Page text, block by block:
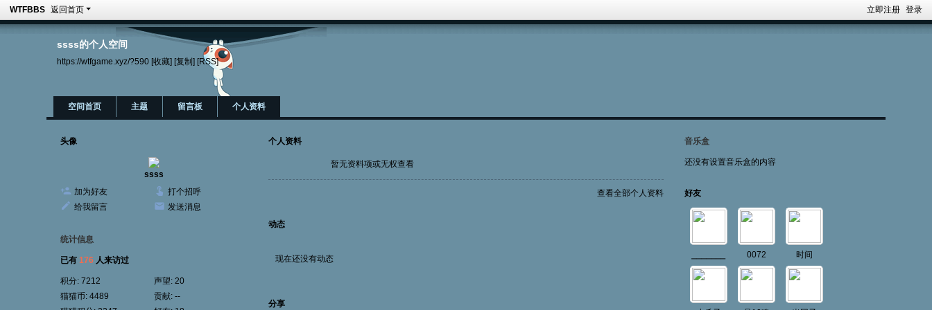
立即注册 登录
WTFBBS 返回首页
ssss的个人空间
https://wtfgame.xyz/?590 [收藏] [复制] [RSS]
空间首页 主题 留言板 个人资料
头像
ssss
加为好友
打个招呼
给我留言
发送消息
统计信息
已有 176 人来访过
积分: 7212 声望: 20
猫猫币: 4489 贡献: --
个人资料
暂无资料项或无权查看
查看全部个人资料
动态
现在还没有动态
分享
音乐盒
还没有设置音乐盒的内容
好友
0072 时间